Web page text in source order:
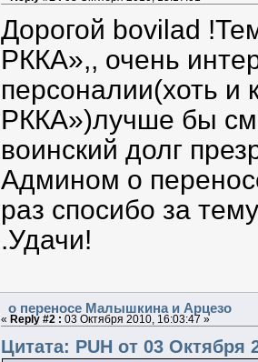
Дорогой bovilad
РККА»,, очень
персоналии(хоть
РККА»)лучше бы
воинский долг
Админом о
раз спосибо за
.Удачи!
о переносе Малышкина и Арцезо
« Reply #2 : 03 Октября 2010, 16:03:47 »
Цитата: PUH от 03 Октября